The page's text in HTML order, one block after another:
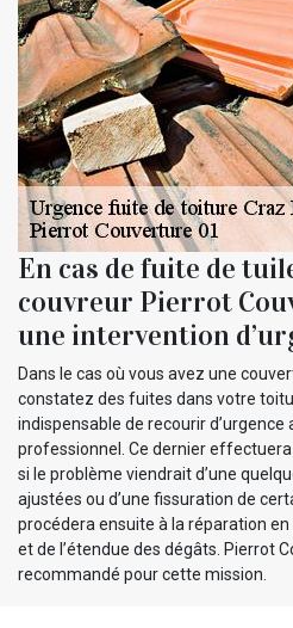
En cas de fuite de
couvreur Pierrot
une intervention
Dans le cas où vous avez une
constatez des fuites dans votre
indispensable de recourir d’urgence
professionnel. Ce dernier
si le problème viendrait d’une
ajustées ou d’une fissuration de
procédera ensuite à la réparation
et de l’étendue des dégâts. Pierrot
recommandé pour cette mission.